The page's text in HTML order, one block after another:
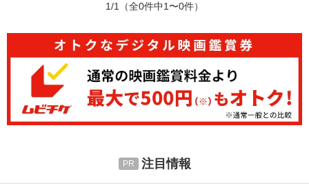
1/1 （全0件中1〜0件）
注目情報